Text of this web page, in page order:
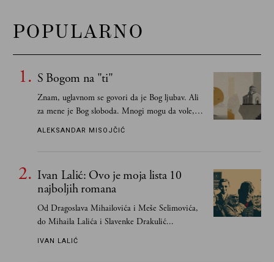
POPULARNO
S Bogom na "ti"
Znam, uglavnom se govori da je Bog ljubav. Ali
za mene je Bog sloboda. Mnogi mogu da vole, a
tek retki mogu da podnesu slobodu
ALEKSANDAR MISOJČIĆ
Ivan Lalić: Ovo je moja lista 10
najboljih romana
Od Dragoslava Mihailovića i Meše Selimovića,
do Mihaila Lalića i Slavenke Drakulić...
IVAN LALIĆ